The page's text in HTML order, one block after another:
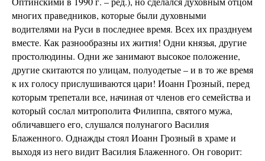
многих праведников, которые были духовными
водителями на Руси в последнее время. Всех их празднуем
вместе. Как разнообразны их жития! Одни князья, другие
простолюдины. Одни же занимают высокое положение,
другие скитаются по улицам, полуодетые – и в то же время
к их голосу прислушиваются цари! Иоанн Грозный, перед
которым трепетали все, начиная от членов его семейства и
который сослал митрополита Филиппа, святого мужа,
обличавшего его, слушался полунагого Василия
Блаженного. Однажды стоял Иоанн Грозный в храме и
выходя из него видит Василия Блаженного. Он говорит: